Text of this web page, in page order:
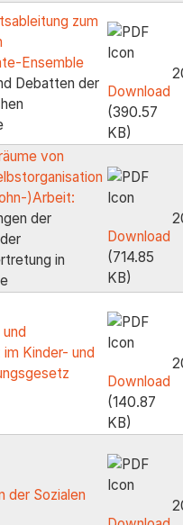
zum
Ensemble
Debatten der Download
(390.57
KB)
von
)Arbeit:
der
in
Download
(714.85
KB)
Kinder- und
Download
(140.87
KB)
der Sozialen